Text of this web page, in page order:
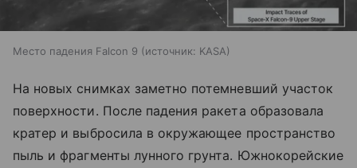
Место падения Falcon 9 источник: KASA
На новых снимках заметно потемневший участок
поверхности. После падения ракета образовала
кратер и выбросила в окружающее пространство
пыль и фрагменты лунного грунта. Южнокорейские